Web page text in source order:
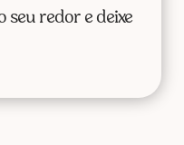
seu redor e deixe